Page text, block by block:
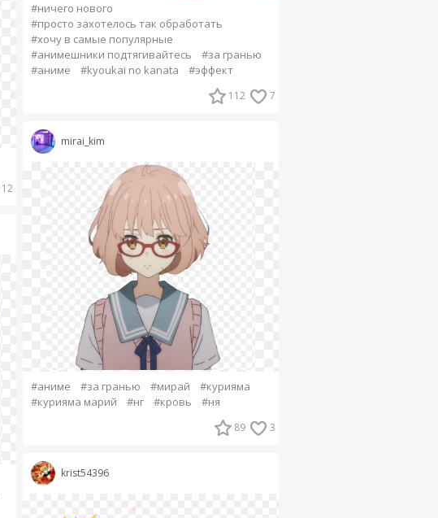
12
#ничего нового
#просто захотелось так обработать
#хочу в самые популярные
#анимешники подтягивайтесь
#за гранью
#аниме
#kyoukai no kanata #эффект
112 7
mirai_kim
#аниме #за гранью #мирай
#курияма
#курияма марий
#нг #кровь #ня
89 3
krist54396